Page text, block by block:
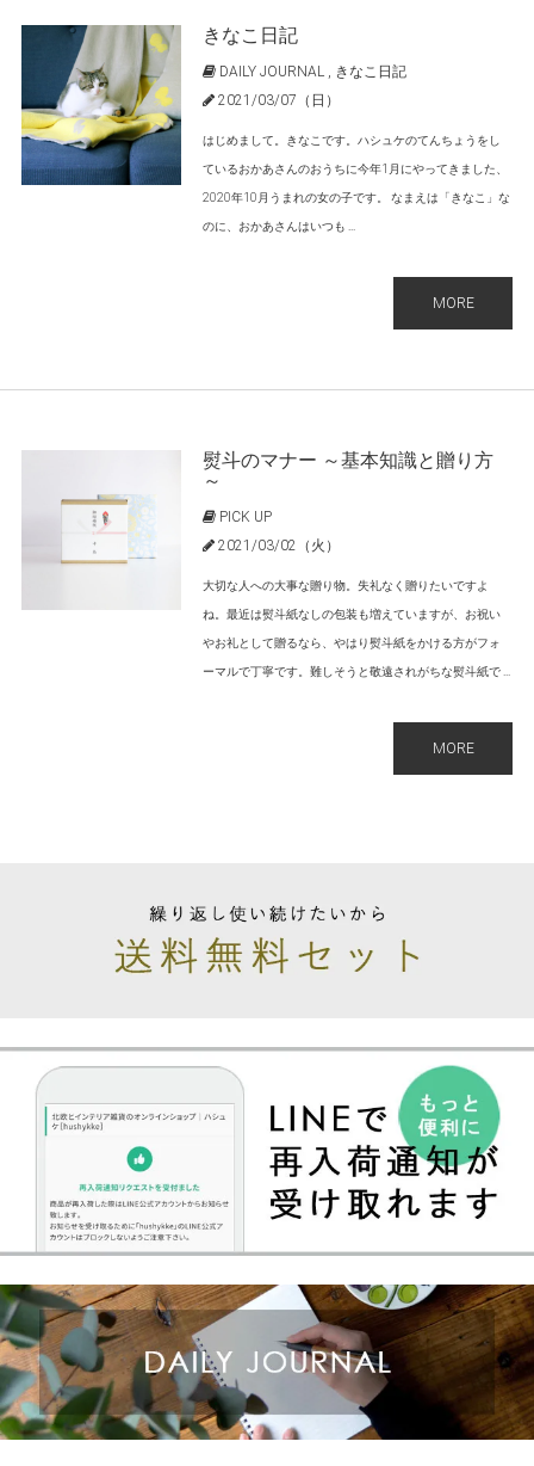
きなこ日記
DAILY JOURNAL , きなこ日記
2021/03/07（日）
はじめまして。きなこです。ハシュケのてんちょうをし
ているおかあさんのおうちに今年1月にやってきました、
2020年10月うまれの女の子です。 なまえは「きなこ」な
のに、おかあさんはいつも ...
MORE
熨斗のマナー ～基本知識と贈り方
～
PICK UP
2021/03/02（火）
大切な人への大事な贈り物。失礼なく贈りたいですよ
ね。最近は熨斗紙なしの包装も増えていますが、お祝い
やお礼として贈るなら、やはり熨斗紙をかける方がフォ
ーマルで丁寧です。難しそうと敬遠されがちな熨斗紙で ...
MORE